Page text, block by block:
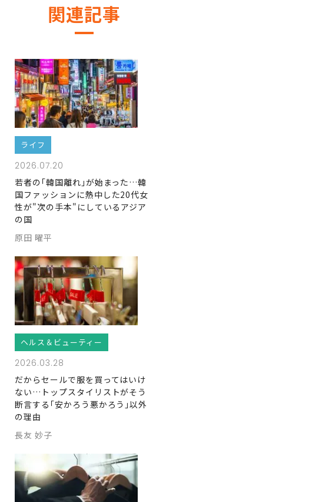
関連記事
ライフ
2026.07.20
若者の｢韓国離れ｣が始まった…韓
国ファッションに熱中した20代女
性が"次の手本"にしているアジア
の国
原田 曜平
ヘルス＆ビューティー
2026.03.28
だからセールで服を買ってはいけ
ない…トップスタイリストがそう
断言する｢安かろう悪かろう｣以外
の理由
長友 妙子